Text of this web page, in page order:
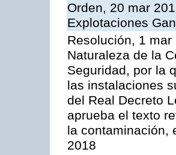
Orden, 20 mar
Explotaciones
Resolución, 1
Naturaleza de la
Seguridad, por la
las instalaciones
del Real Decreto
aprueba el texto
la contaminación,
2018